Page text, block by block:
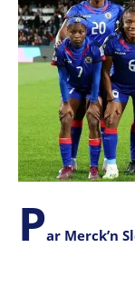
Par Merck’n